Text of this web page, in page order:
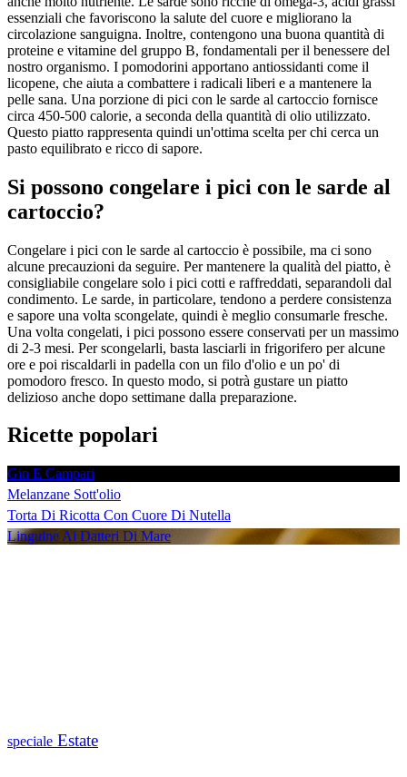
essenziali che favoriscono la salute del cuore e migliorano la
circolazione sanguigna. Inoltre, contengono una buona quantità di
proteine e vitamine del gruppo B, fondamentali per il benessere del
nostro organismo. I pomodorini apportano antiossidanti come il
licopene, che aiuta a combattere i radicali liberi e a mantenere la
pelle sana. Una porzione di pici con le sarde al cartoccio fornisce
circa 450-500 calorie, a seconda della quantità di olio utilizzato.
Questo piatto rappresenta quindi un'ottima scelta per chi cerca un
pasto equilibrato e ricco di sapore.
Si possono congelare i pici con le sarde al
cartoccio?
Congelare i pici con le sarde al cartoccio è possibile, ma ci sono
alcune precauzioni da seguire. Per mantenere la qualità del piatto, è
consigliabile congelare solo i pici cotti e raffreddati, separandoli dal
condimento. Le sarde, in particolare, tendono a perdere consistenza
e sapore una volta scongelate, quindi è meglio consumarle fresche.
Una volta congelati, i pici possono essere conservati per un massimo
di 2-3 mesi. Per scongelarli, basta lasciarli in frigorifero per alcune
ore e poi riscaldarli in padella con un filo d'olio e un po' di
pomodoro fresco. In questo modo, si potrà gustare un piatto
delizioso anche dopo settimane dalla preparazione.
Ricette popolari
Gin E Campari
Melanzane Sott'olio
Torta Di Ricotta Con Cuore Di Nutella
Linguine Ai Datteri Di Mare
speciale Estate